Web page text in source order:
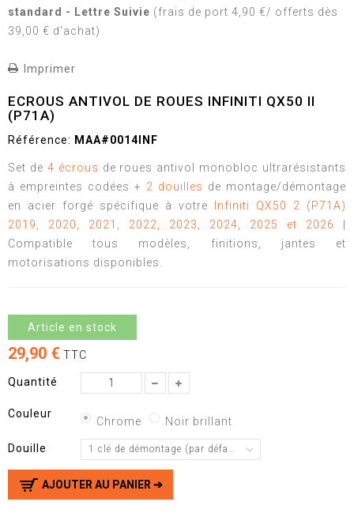
standard - Lettre Suivie (frais de port 4,90 €/ offerts dès
39,00 € d'achat)
Imprimer
ECROUS ANTIVOL DE ROUES INFINITI QX50 II
(P71A)
Référence: MAA#0014INF
Set de 4 écrous de roues antivol monobloc ultrarésistants
à empreintes codées + 2 douilles de montage/démontage
en acier forgé spécifique à votre
Infiniti QX50 2 (P71A)
2019, 2020, 2021, 2022, 2023, 2024, 2025 et 2026
Compatible tous modèles, finitions, jantes et
motorisations disponibles.
Article en stock
29,90 € TTC
Quantité
Couleur
Chrome Noir brillant
Douille 1 clé de démontage (par défaut)
AJOUTER AU PANIER ➔